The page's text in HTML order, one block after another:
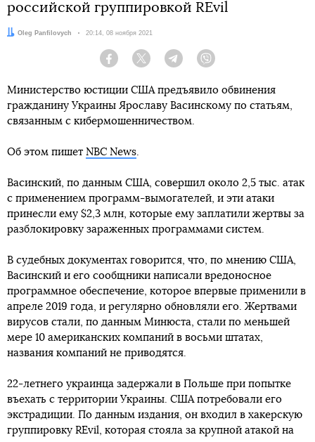
российской группировкой REvil
Автор:
Oleg Panfilovych Дата:
20:14, 08 ноября 2021
Facebook Twitter Telegram
Министерство юстиции США предъявило обвинения
гражданину Украины Ярославу Васинскому по статьям,
связанным с кибермошенничеством.
Об этом пишет NBC News.
Васинский, по данным США, совершил около 2,5 тыс. атак
с применением программ-вымогателей, и эти атаки
принесли ему $2,3 млн, которые ему заплатили жертвы за
разблокировку зараженных программами систем.
В судебных документах говорится, что, по мнению США,
Васинский и его сообщники написали вредоносное
программное обеспечение, которое впервые применили в
апреле 2019 года, и регулярно обновляли его. Жертвами
вирусов стали, по данным Минюста, стали по меньшей
мере 10 американских компаний в восьми штатах,
названия компаний не приводятся.
22-летнего украинца задержали в Польше при попытке
въехать с территории Украины. США потребовали его
экстрадиции. По данным издания, он входил в хакерскую
группировку REvil, которая стояла за крупной атакой на